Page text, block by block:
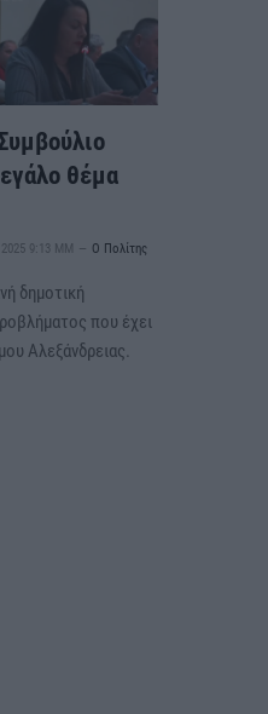
θέμα
2025 9:13 ΜΜ Ο Πολίτης
δημοτική
που έχει
Αλεξάνδρειας.